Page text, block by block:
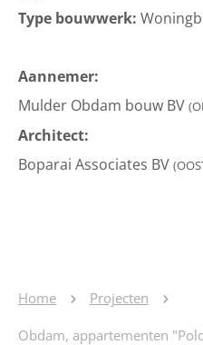
Type bouwwerk:
Aannemer:
Mulder Obdam bouw BV
Architect:
Boparai Associates BV
Home Projecten
Obdam, appartementen